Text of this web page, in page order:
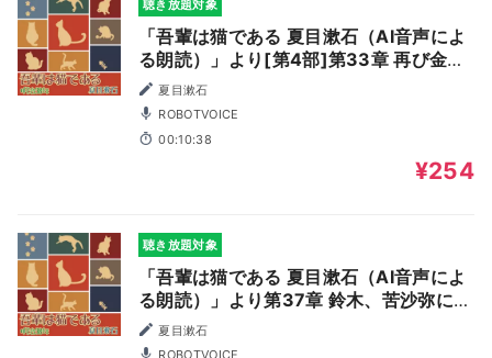
聴き放題対象
「吾輩は猫である 夏目漱石（AI音声によ
る朗読）」より[第4部]第33章 再び金田
邸 夏目漱石
ROBOTVOICE
00:10:38
¥254
聴き放題対象
「吾輩は猫である 夏目漱石（AI音声によ
る朗読）」より第37章 鈴木、苦沙弥に寒
月の事を聞く
夏目漱石